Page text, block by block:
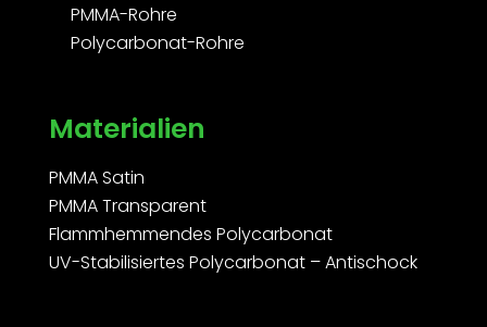
PMMA-Rohre
Polycarbonat-Rohre
Materialien
PMMA Satin
PMMA Transparent
Flammhemmendes Polycarbonat
UV-Stabilisiertes Polycarbonat – Antischock